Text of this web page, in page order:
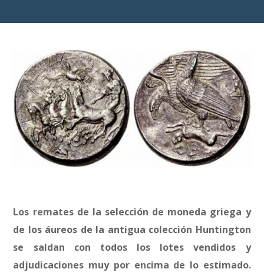
Los remates de la selección de moneda griega y
de los áureos de la antigua colección Huntington
se saldan con todos los lotes vendidos y
adjudicaciones muy por encima de lo estimado.